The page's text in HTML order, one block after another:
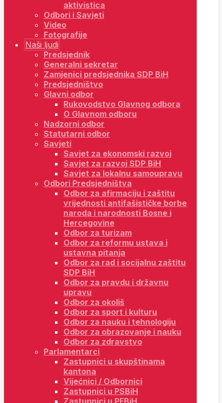
aktivistica
Odbori i Savjeti
Video
Fotografije
Naši ljudi
Predsjednik
Generalni sekretar
Zamjenici predsjednika SDP BiH
Predsjedništvo
Glavni odbor
Rukovodstvo Glavnog odbora
O Glavnom odboru
Nadzorni odbor
Statutarni odbor
Savjeti
Savjet za ekonomski razvoj
Savjet za razvoj SDP BiH
Savjet za lokalnu samoupravu
Odbori Predsjedništva
Odbor za afirmaciju i zaštitu
vrijednosti antifašističke borbe
naroda i narodnosti Bosne i
Hercegovine
Odbor za turizam
Odbor za reformu ustava i
ustavna pitanja
Odbor za rad i socijalnu zaštitu
SDP BiH
Odbor za pravdu i državnu
upravu
Odbor za okoliš
Odbor za sport i kulturu
Odbor za nauku i tehnologiju
Odbor za obrazovanje i nauku
Odbor za zdravstvo
Parlamentarci
Zastupnici u skupštinama
kantona
Vijećnici / Odbornici
Zastupnici u PSBiH
Zastupnici u PFBiH